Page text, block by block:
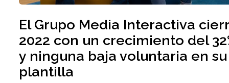
El Grupo Media Interactiva
2022 con un crecimiento del
y ninguna baja voluntaria en su
plantilla